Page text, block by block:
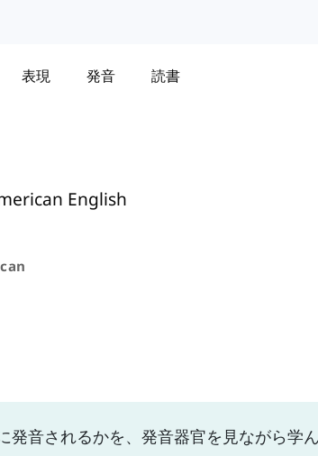
表現 発音 読書
English
音されるかを、発音器官を見ながら学ん